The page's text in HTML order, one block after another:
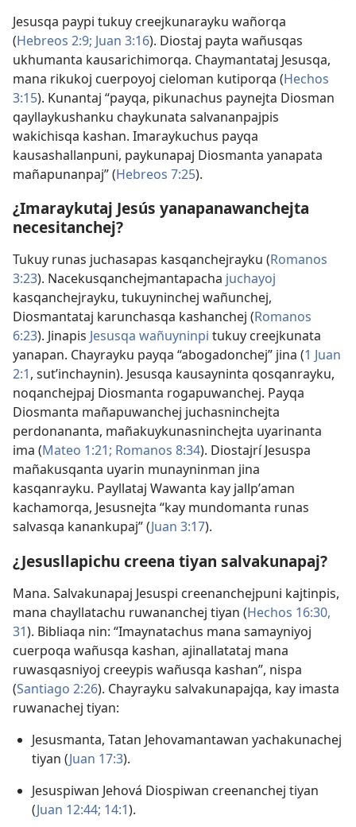
Jesusqa paypi tukuy creejkunarayku wañorqa
(Hebreos 2:9; Juan 3:16). Diostaj payta wañusqas
ukhumanta kausarichimorqa. Chaymantataj Jesusqa,
mana rikukoj cuerpoyoj cieloman kutiporqa (Hechos
3:15). Kunantaj “payqa, pikunachus paynejta Diosman
qayllaykushanku chaykunata salvananpajpis
wakichisqa kashan. Imaraykuchus payqa
kausashallanpuni, paykunapaj Diosmanta yanapata
mañapunanpaj” (Hebreos 7:25).
¿Imaraykutaj Jesús yanapanawanchejta
necesitanchej?
Tukuy runas juchasapas kasqanchejrayku (Romanos
3:23). Nacekusqanchejmantapacha juchayoj
kasqanchejrayku, tukuyninchej wañunchej,
Diosmantataj karunchasqa kashanchej (Romanos
6:23). Jinapis Jesusqa wañuyninpi tukuy creejkunata
yanapan. Chayrayku payqa “abogadonchej” jina (1 Juan
2:1, sutʼinchaynin). Jesusqa kausayninta qosqanrayku,
noqanchejpaj Diosmanta rogapuwanchej. Payqa
Diosmanta mañapuwanchej juchasninchejta
perdonananta, mañakuykunasninchejta uyarinanta
ima (Mateo 1:21; Romanos 8:34). Diostajrí Jesuspa
mañakusqanta uyarin munayninman jina
kasqanrayku. Payllataj Wawanta kay jallpʼaman
kachamorqa, Jesusnejta “kay mundomanta runas
salvasqa kanankupaj” (Juan 3:17).
¿Jesusllapichu creena tiyan salvakunapaj?
Mana. Salvakunapaj Jesuspi creenanchejpuni kajtinpis,
mana chayllatachu ruwananchej tiyan (Hechos 16:30,
31). Bibliaqa nin: “Imaynatachus mana samayniyoj
cuerpoqa wañusqa kashan, ajinallatataj mana
ruwasqasniyoj creeypis wañusqa kashan”, nispa
(Santiago 2:26). Chayrayku salvakunapajqa, kay imasta
ruwanachej tiyan:
Jesusmanta, Tatan Jehovamantawan yachakunachej
tiyan (Juan 17:3).
Jesuspiwan Jehová Diospiwan creenanchej tiyan
(Juan 12:44; 14:1).